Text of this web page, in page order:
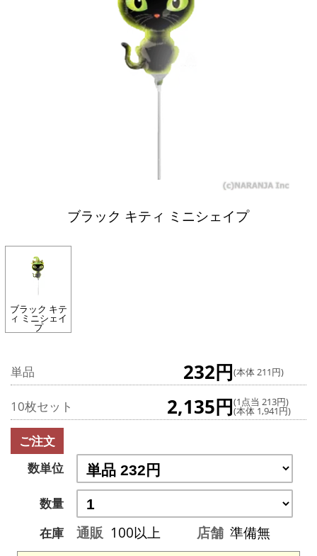
ブラック キティ ミニシェイプ
ブラック キテ
ィ ミニシェイ
プ
単品 232円(本体 211円)
10枚セット 2,135円(1点当 213円)
(本体 1,941円)
ご注文
数単位
数量
在庫
通販 100以上 店舗 準備無